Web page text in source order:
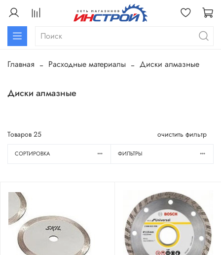
Главная Расходные материалы Диски алмазные
Диски алмазные
Товаров 25 очистить фильтр
СОРТИРОВКА ФИЛЬТРЫ